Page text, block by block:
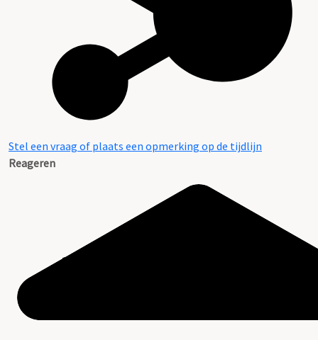
Stel een vraag of plaats een opmerking op de tijdlijn
Reageren